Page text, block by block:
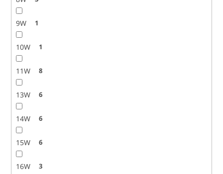
9W 1
10W 1
11W 8
13W 6
14W 6
15W 6
16W 3